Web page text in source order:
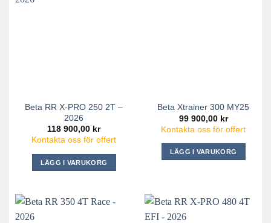
Beta RR X-PRO 250 2T –
2026
118 900,00 kr
Kontakta oss för offert
LÄGG I VARUKORG
Beta Xtrainer 300 MY25
99 900,00 kr
Kontakta oss för offert
LÄGG I VARUKORG